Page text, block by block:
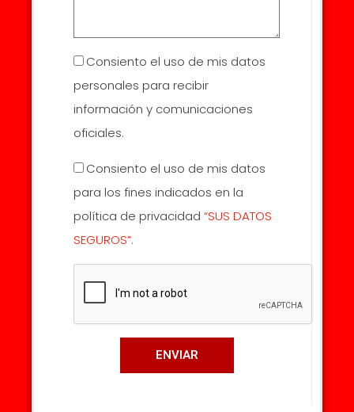
Consiento el uso de mis datos
personales para recibir
información y comunicaciones
oficiales.
Consiento el uso de mis datos
para los fines indicados en la
política de privacidad “SUS DATOS
SEGUROS”.
ENVIAR